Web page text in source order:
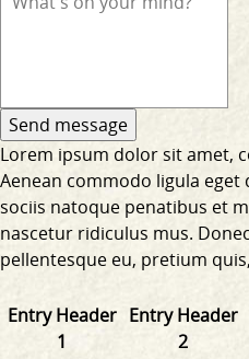
Lorem ipsum dolor sit amet,
Aenean commodo ligula eget
sociis natoque penatibus et
nascetur ridiculus mus.
pellentesque eu, pretium
Entry Header
1
Entry Header
2